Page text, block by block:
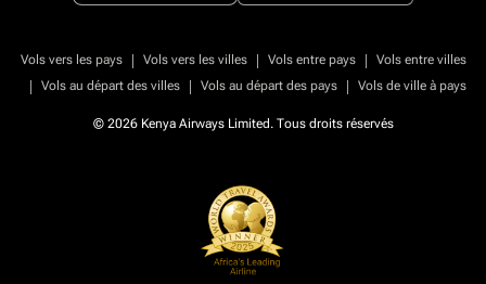
Vols vers les pays | Vols vers les villes | Vols entre pays |
Vols entre villes
|
Vols au départ des villes | Vols au départ des pays | Vols de ville à pays
© 2026 Kenya Airways Limited. Tous droits réservés